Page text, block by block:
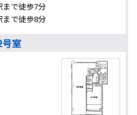
まで徒歩7分
まで徒歩8分
室